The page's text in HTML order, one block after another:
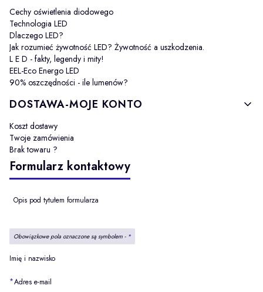
Cechy oświetlenia diodowego
Technologia LED
Dlaczego LED?
Jak rozumieć żywotność LED? Żywotność a uszkodzenia.
L E D - fakty, legendy i mity!
EEL-Eco Energo LED
90% oszczędności - ile lumenów?
DOSTAWA-MOJE KONTO
Koszt dostawy
Twoje zamówienia
Brak towaru ?
Formularz kontaktowy
Opis pod tytułem formularza
Obowiązkowe pola oznaczone są symbolem - *
Imię i nazwisko
*Adres e-mail